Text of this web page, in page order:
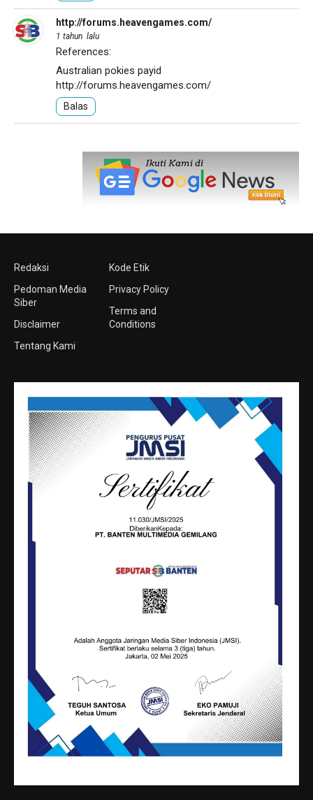
http://forums.heavengames.com/
1 tahun lalu
References:
Australian pokies payid
http://forums.heavengames.com/
Balas
Redaksi
Pedoman Media
Siber
Disclaimer
Tentang Kami
Kode Etik
Privacy Policy
Terms and
Conditions